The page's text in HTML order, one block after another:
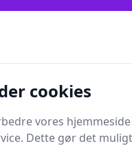
og smarte fund
forskellige produkttyper
Online
cookies
vores
Dette gør det